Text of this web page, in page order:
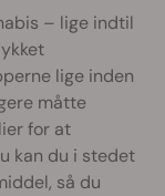
– lige indtil
lige inden
måtte
for at
kan du i stedet
så du